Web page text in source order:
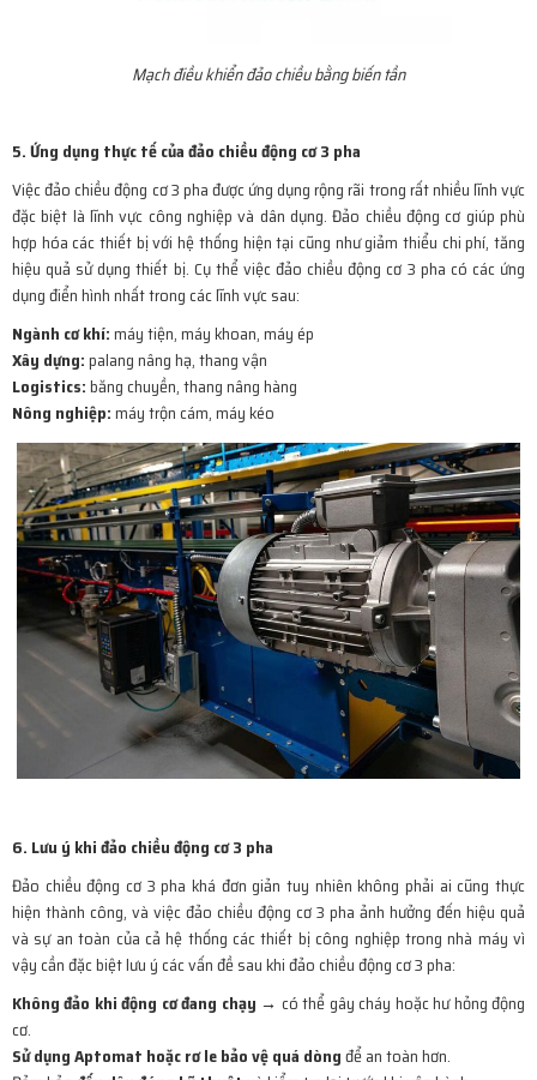
Mạch điều khiển đảo chiều bằng biến tần
5. Ứng dụng thực tế của đảo chiều động cơ 3 pha
Việc đảo chiều động cơ 3 pha được ứng dụng rộng rãi trong rất nhiều lĩnh vực
đặc biệt là lĩnh vực công nghiệp và dân dụng. Đảo chiều động cơ giúp phù
hợp hóa các thiết bị với hệ thống hiện tại cũng như giảm thiểu chi phí, tăng
hiệu quả sử dụng thiết bị. Cụ thể việc đảo chiều động cơ 3 pha có các ứng
dụng điển hình nhất trong các lĩnh vực sau:
Ngành cơ khí:máy tiện, máy khoan, máy ép
Xây dựng:palang nâng hạ, thang vận
Logistics:băng chuyền, thang nâng hàng
Nông nghiệp:máy trộn cám, máy kéo
6. Lưu ý khi đảo chiều động cơ 3 pha
Đảo chiều động cơ 3 pha khá đơn giản tuy nhiên không phải ai cũng thực
hiện thành công, và việc đảo chiều động cơ 3 pha ảnh hưởng đến hiệu quả
và sự an toàn của cả hệ thống các thiết bị công nghiệp trong nhà máy vì
vậy cần đặc biệt lưu ý các vấn đề sau khi đảo chiều động cơ 3 pha:
Không đảo khi động cơ đang chạy → có thể gây cháy hoặc hư hỏng động
cơ.
Sử dụng Aptomat hoặc rơ le bảo vệ quá dòngđể an toàn hơn.